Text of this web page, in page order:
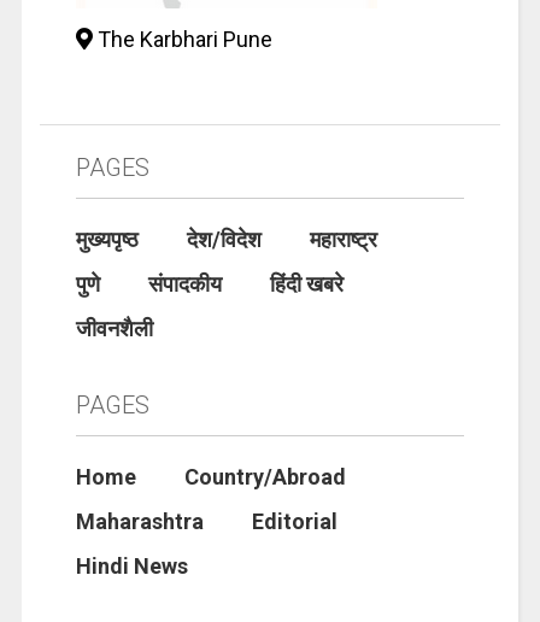
The Karbhari Pune
PAGES
मुख्यपृष्ठ देश/विदेश
महाराष्ट्र
पुणे
संपादकीय
हिंदी खबरे
जीवनशैली
PAGES
Home
Country/Abroad
Maharashtra
Editorial
Hindi News